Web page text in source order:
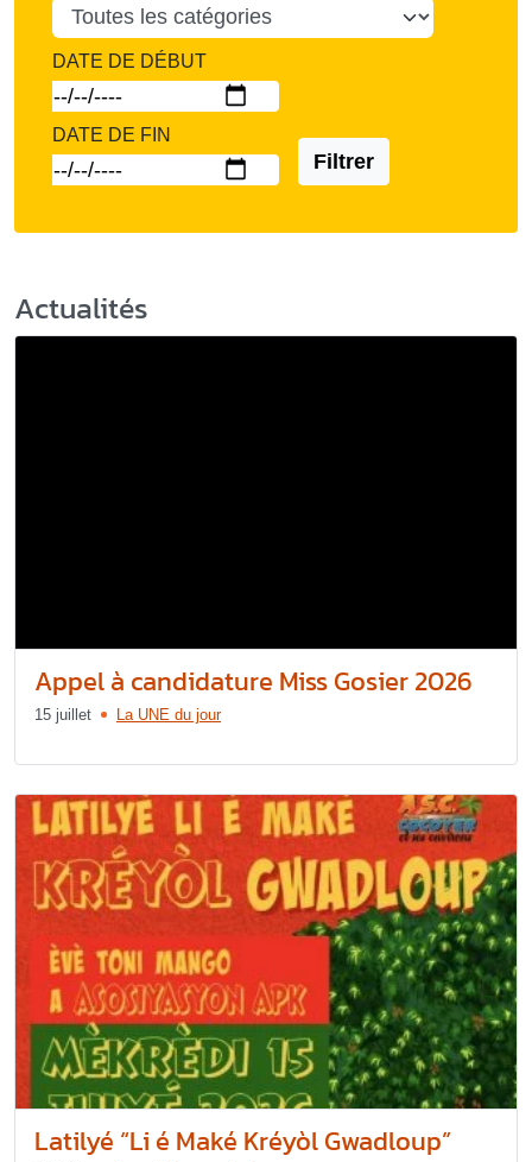
DATE DE DÉBUT
DATE DE FIN
Filtrer
Actualités
Appel à candidature Miss Gosier 2026
15 juillet La UNE du jour
Latilyé “Li é Maké Kréyòl Gwadloup”